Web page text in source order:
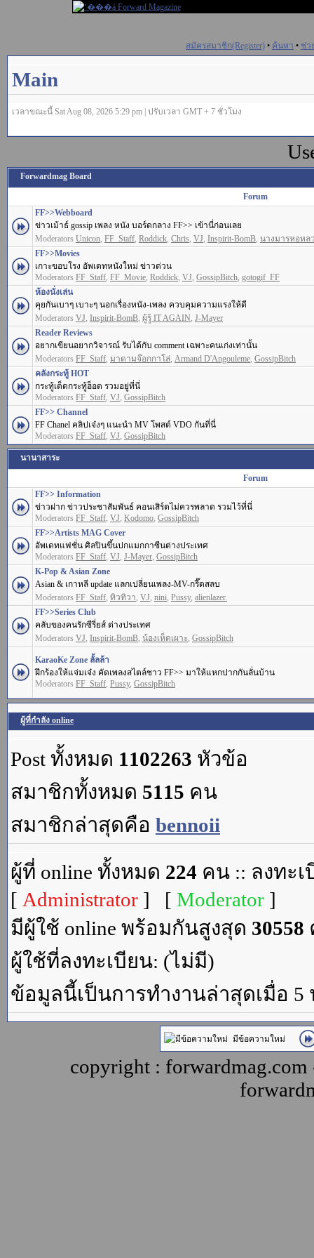
สมัครสมาชิก(Register) • ค้นหา • ช่ว
Main
เวลาขณะนี้ Sat Aug 08, 2026 5:29 pm | ปรับเวลา GMT + 7 ชั่วโมง
Forwardmag Board
Forum
FF>>Webboard
ข่าวเม้าธ์ gossip เพลง หนัง บอร์ดกลาง FF>> เข้านี่ก่อนเลย
Moderators Unicon, FF_Staff, Roddick, Chris, VJ, Inspirit-BomB, นางมารหอหล
FF>>Movies
เกาะขอบโรง อัพเดทหนังใหม่ ข่าวด่วน
Moderators FF_Staff, FF_Movie, Roddick, VJ, GossipBitch, gotogif_FF
ห้องนั่งเล่น
คุยกันเบาๆ เบาะๆ นอกเรื่องหนัง-เพลง ควบคุมความแรงให้ดี
Moderators VJ, Inspirit-BomB, ผู้รู้ IT AGAIN, J-Mayer
Reader Reviews
อยากเขียนอยากวิจารณ์ รับได้กับ comment เฉพาะคนเก่งเท่านั้น
Moderators FF_Staff, มาดามจ๊อกกาโล่, Armand D'Angouleme, GossipBitch
คลังกระทู้ HOT
กระทู้เด็ดกระทู้ฮ็อต รวมอยู่ที่นี่
Moderators FF_Staff, VJ, GossipBitch
FF>> Channel
FF Chanel คลิปเจ๋งๆ แนะนำ MV โพสต์ VDO กันที่นี่
Moderators FF_Staff, VJ, GossipBitch
นานาสาระ
Forum
FF>> Information
ข่าวฝาก ข่าวประชาสัมพันธ์ คอนเสิร์ตไม่ควรพลาด รวมไว้ที่นี่
Moderators FF_Staff, VJ, Kodomo, GossipBitch
FF>>Artists MAG Cover
อัพเดทแฟชั่น ศิลปินขึ้นปกแมกกาซีนต่างประเทศ
Moderators FF_Staff, VJ, J-Mayer, GossipBitch
K-Pop & Asian Zone
Asian & เกาหลี update แลกเปลี่ยนเพลง-MV-กรี๊ดสลบ
Moderators FF_Staff, ทิวทิวา, VJ, nini, Pussy, alienlazer.
FF>>Series Club
คลับของคนรักซีรี่ยส์ ต่างประเทศ
Moderators VJ, Inspirit-BomB, น้องเห็ดเผาะ, GossipBitch
KaraoKe Zone ลั้ลล้า
ฝึกร้องให้แจ่มเจ๋ง คัดเพลงสไตล์ชาว FF>> มาให้แหกปากกันลั่นบ้าน
Moderators FF_Staff, Pussy, GossipBitch
ผู้ที่กำลัง online
Post ทั้งหมด 1102263 หัวข้อ
สมาชิกทั้งหมด 5115 คน
สมาชิกล่าสุดคือ bennoii
ผู้ที่ online ทั้งหมด 224 คน :: ลงทะ
[ Administrator ] [ Moderator ]
มีผู้ใช้ online พร้อมกันสูงสุด 30558
ผู้ใช้ที่ลงทะเบียน: (ไม่มี)
ข้อมูลนี้เป็นการทำงานล่าสุดเมื่อ 5
มีข้อความใหม่
copyright :